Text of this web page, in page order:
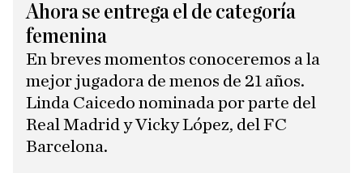
Ahora se entrega el de categoría
femenina
En breves momentos conoceremos a la
mejor jugadora de menos de 21 años.
Linda Caicedo nominada por parte del
Real Madrid y Vicky López, del FC
Barcelona.